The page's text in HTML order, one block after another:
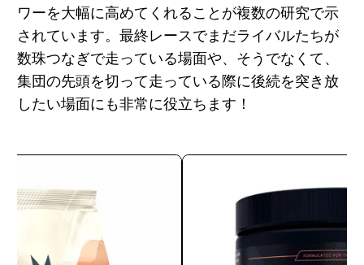
ワーを大幅に高めてくれることが複数の研究で示
されています。最終レースでまだライバルたちが
数珠つなぎで走っている場面や、そうでなくて、
集団の先頭を切って走っている際に後続を突き放
したい場面にも非常に役立ちます！